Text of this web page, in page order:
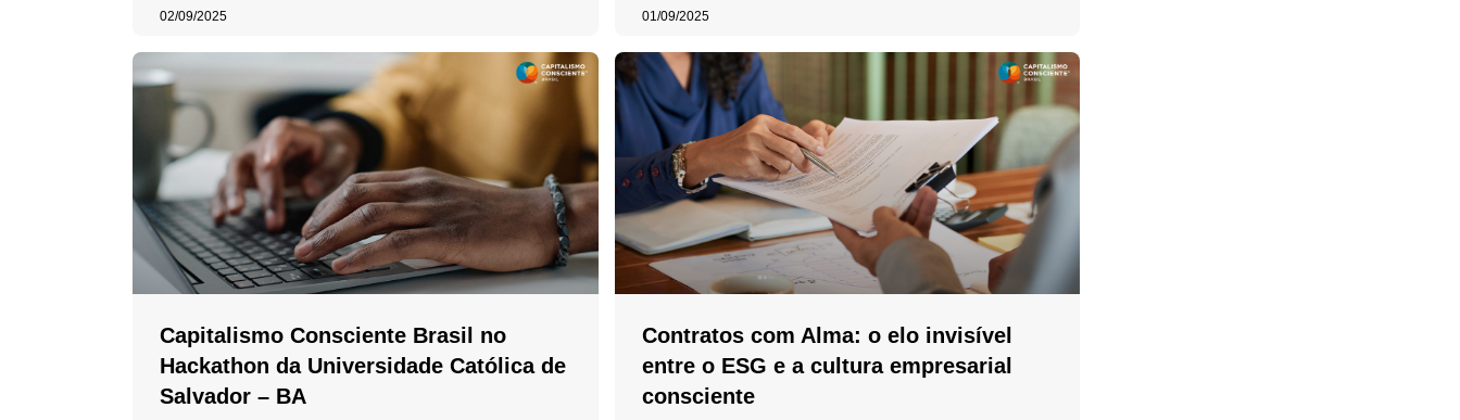
02/09/2025 01/09/2025
Capitalismo Consciente Brasil no
Hackathon da Universidade Católica de
Salvador – BA
Contratos com Alma: o elo invisível
entre o ESG e a cultura empresarial
consciente